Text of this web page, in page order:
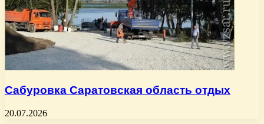
Сабуровка Саратовская область отдых
20.07.2026